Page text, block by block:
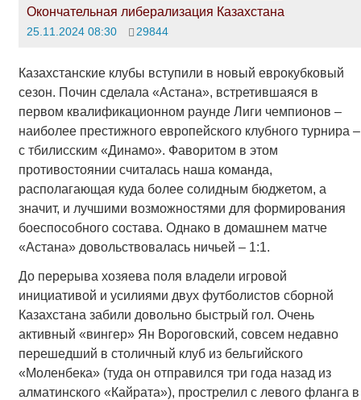
Окончательная либерализация Казахстана
25.11.2024 08:30 29844
Казахстанские клубы вступили в новый еврокубковый
сезон. Почин сделала «Астана», встретившаяся в
первом квалификационном раунде Лиги чемпионов –
наиболее престижного европейского клубного турнира –
с тбилисским «Динамо». Фаворитом в этом
противостоянии считалась наша команда,
располагающая куда более солидным бюджетом, а
значит, и лучшими возможностями для формирования
боеспособного состава. Однако в домашнем матче
«Астана» довольствовалась ничьей – 1:1.
До перерыва хозяева поля владели игровой
инициативой и усилиями двух футболистов сборной
Казахстана забили довольно быстрый гол. Очень
активный «вингер» Ян Вороговский, совсем недавно
перешедший в столичный клуб из бельгийского
«Моленбека» (туда он отправился три года назад из
алматинского «Кайрата»), прострелил с левого фланга в